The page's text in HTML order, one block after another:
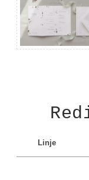
Linje